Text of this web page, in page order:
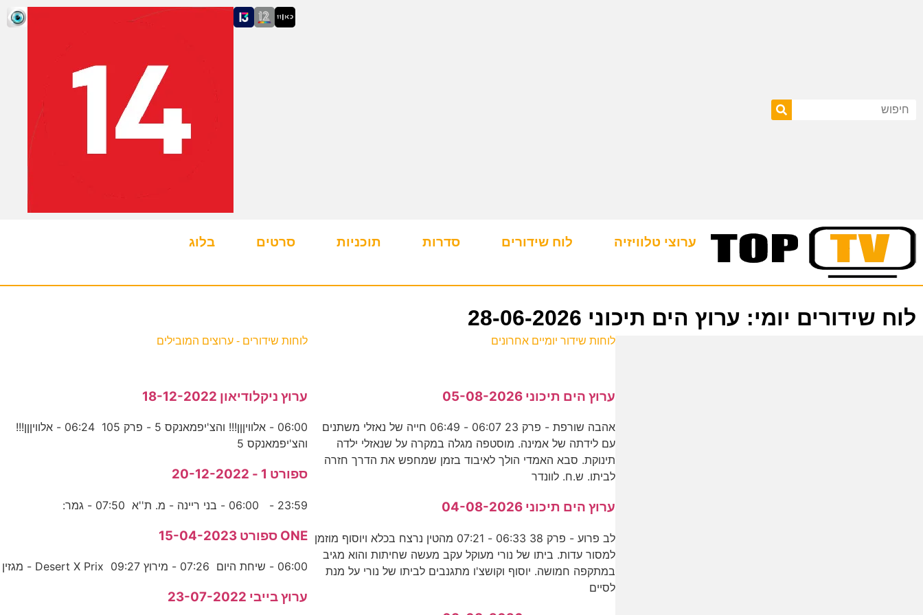
ערוצי טלוויזיה לוח שידורים סדרות תוכניות סרטים בלוג
לוח שידורים יומי: ערוץ הים תיכוני 28-06-2026
לוחות שידור יומיים אחרונים
ערוץ הים תיכוני 05-08-2026
אהבה שורפת - פרק 23 06:07 - 06:49 חייה של נאזלי משתנים
עם לידתה של אמינה. מוסטפה מגלה במקרה על שנאזלי ילדה
תינוקת. סבא האמדי הולך לאיבוד בזמן שמחפש את הדרך חזרה
לביתו. ש.ח. לוונדר
ערוץ הים תיכוני 04-08-2026
לב פרוע - פרק 38 06:33 - 07:21 מהטין נרצח בכלא ויוסוף מוזמן
למסור עדות. ביתו של נורי מעוקל עקב מעשה שחיתות והוא מגיב
במתקפה חמושה. יוסוף וקושצ'ו מתגנבים לביתו של נורי על מנת
לסיים
לוחות שידורים - ערוצים המובילים
ערוץ ניקלודיאון 18-12-2022
06:00 - אלוויןןן!!! והצ'יפמאנקס 5 - פרק 105 06:24 - אלוויןןן!!!
והצ'יפמאנקס 5
ספורט 1 - 20-12-2022
23:59 - 06:00 - בני ריינה - מ. ת''א 07:50 - גמר:
ONE ספורט 15-04-2023
06:00 - שיחת היום 07:26 - מירוץ Desert X Prix 09:27 - מגזין
ערוץ בייבי 23-07-2022